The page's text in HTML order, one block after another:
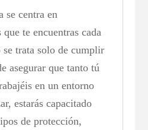
se centra en
te encuentras cada
trata solo de cumplir
asegurar que tanto tú
en un entorno
estarás capacitado
de protección,